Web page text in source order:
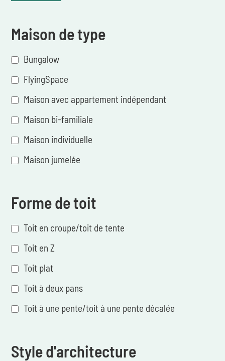
Maison de type
Bungalow
FlyingSpace
Maison avec appartement indépendant
Maison bi-familiale
Maison individuelle
Maison jumelée
Forme de toit
Toit en croupe/toit de tente
Toit en Z
Toit plat
Toit à deux pans
Toit à une pente/toit à une pente décalée
Style d'architecture